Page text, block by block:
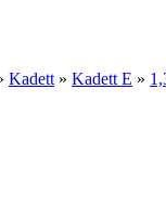
Kadett » Kadett E »